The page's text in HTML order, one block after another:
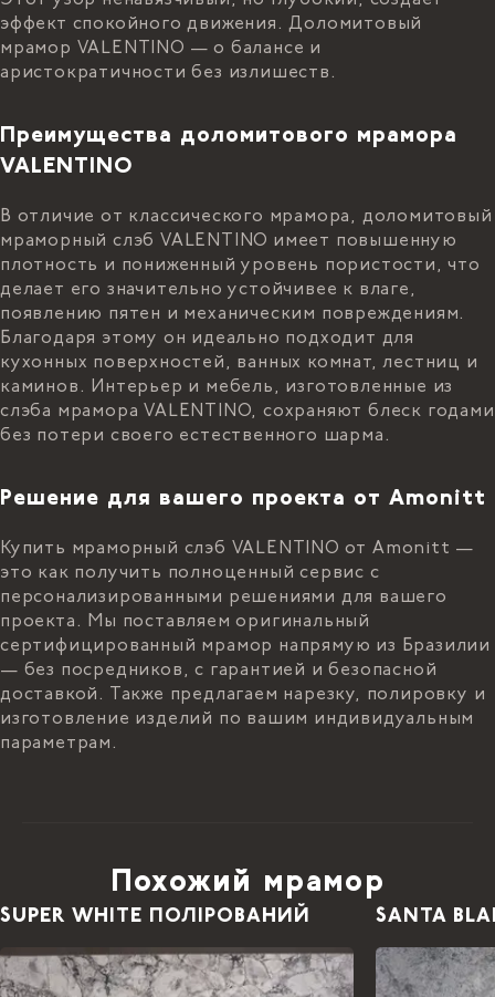
эффект спокойного движения. Доломитовый
мрамор VALENTINO — о балансе и
аристократичности без излишеств.
Преимущества доломитового мрамора
VALENTINO
В отличие от классического мрамора, доломитовый
мраморный слэб VALENTINO имеет повышенную
плотность и пониженный уровень пористости, что
делает его значительно устойчивее к влаге,
появлению пятен и механическим повреждениям.
Благодаря этому он идеально подходит для
кухонных поверхностей, ванных комнат, лестниц и
каминов. Интерьер и мебель, изготовленные из
слэба мрамора VALENTINO, сохраняют блеск годами
без потери своего естественного шарма.
Решение для вашего проекта от Amonitt
Купить мраморный слэб VALENTINO от Amonitt —
это как получить полноценный сервис с
персонализированными решениями для вашего
проекта. Мы поставляем оригинальный
сертифицированный мрамор напрямую из Бразилии
— без посредников, с гарантией и безопасной
доставкой. Также предлагаем нарезку, полировку и
изготовление изделий по вашим индивидуальным
параметрам.
Похожий мрамор
SUPER WHITE ПОЛІРОВАНИЙ SANTA